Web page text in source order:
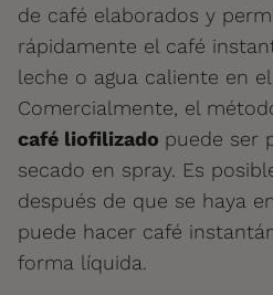
de café elaborados y
rápidamente el café
leche o agua caliente en
Comercialmente, el
café liofilizado puede ser
secado en spray. Es
después de que se haya
puede hacer café
forma líquida.